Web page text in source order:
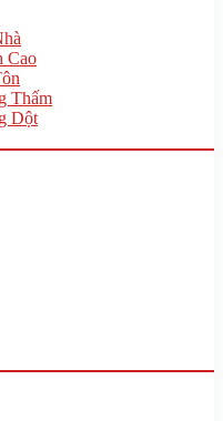
Cao
Thấm
Dột